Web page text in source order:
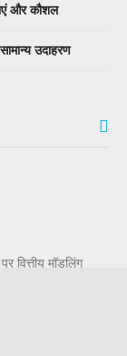
और कौशल
उदाहरण
वित्तीय मॉडलिंग